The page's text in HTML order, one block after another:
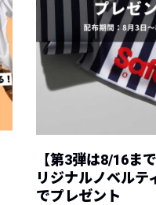
【第3弾は8/16ま
リジナルノベルテ
でプレゼント